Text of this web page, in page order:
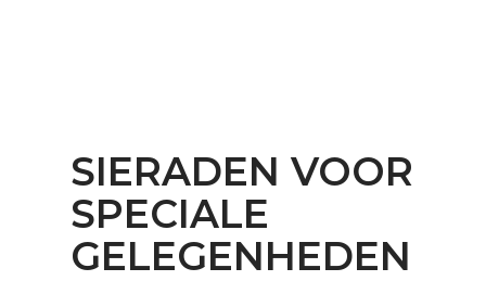
SIERADEN VOOR
SPECIALE
GELEGENHEDEN